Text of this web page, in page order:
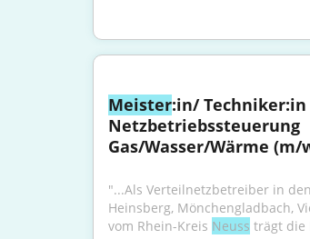
Meister:in/
Netzbetriebssteuerung
Gas/Wasser/Wärme (m/
"...Als Verteilnetzbetreiber in
Heinsberg, Mönchengladbach,
vom Rhein-Kreis Neuss trägt die